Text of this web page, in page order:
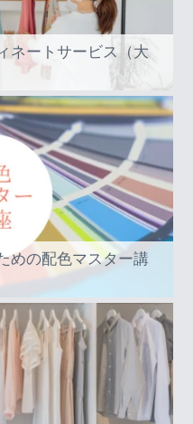
ネートサービス（大
めの配色マスター講